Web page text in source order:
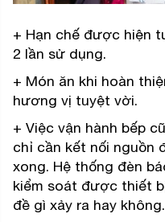
+ Hạn chế được hiện
2 lần sử dụng.
+ Món ăn khi hoàn
hương vị tuyệt vời.
+ Việc vận hành bếp
chỉ cần kết nối nguồn
xong. Hệ thống đèn
kiểm soát được thiết
đề gì xảy ra hay không.